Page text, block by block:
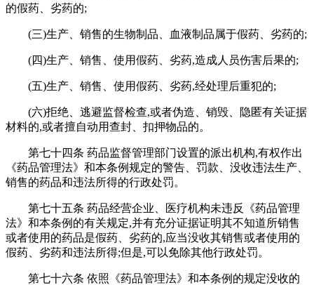
的假药、劣药的;
(三)生产、销售的生物制品、血液制品属于假药、劣药的;
(四)生产、销售、使用假药、劣药,造成人员伤害后果的;
(五)生产、销售、使用假药、劣药,经处理后重犯的;
(六)拒绝、逃避监督检查,或者伪造、销毁、隐匿有关证据
材料的,或者擅自动用查封、扣押物品的。
第七十四条 药品监督管理部门设置的派出机构,有权作出
《药品管理法》和本条例规定的警告、罚款、没收违法生产、
销售的药品和违法所得的行政处罚。
第七十五条 药品经营企业、医疗机构未违反《药品管理
法》和本条例的有关规定,并有充分证据证明其不知道所销售
或者使用的药品是假药、劣药的,应当没收其销售或者使用的
假药、劣药和违法所得;但是,可以免除其他行政处罚。
第七十六条 依照《药品管理法》和本条例的规定没收的